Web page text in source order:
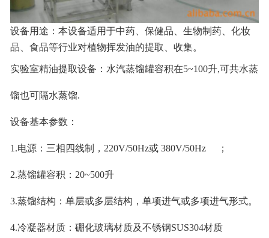
设备用途：本设备适用于中药、保健品、生物制药、化妆
品、食品等行业对植物挥发油的提取、收集。
实验室精油提取设备：水汽蒸馏罐容积在5~100升,可共水蒸
馏也可隔水蒸馏.
设备基本参数：
1.电源：三相四线制，220V/50Hz或 380V/50Hz ；
2.蒸馏罐容积：20~500升
3.蒸馏结构：单层或多层结构，单项进气或多项进气形式。
4.冷凝器材质：硼化玻璃材质及不锈钢SUS304材质